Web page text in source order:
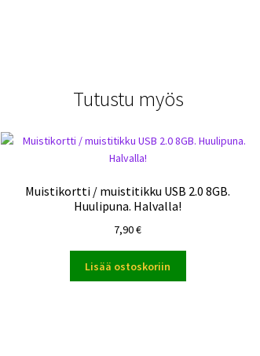
Tutustu myös
Muistikortti / muistitikku USB 2.0 8GB.
Huulipuna. Halvalla!
7,90€
Lisää ostoskoriin